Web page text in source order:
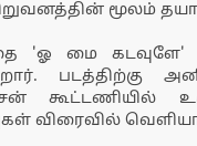
மூலம்
'ஓ மை கடவுளே'
படத்திற்கு
கூட்டணியில்
விரைவில்